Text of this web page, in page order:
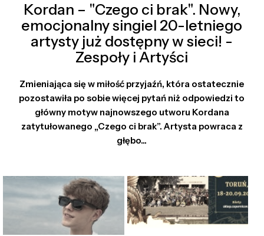
Kordan – "Czego ci brak". Nowy,
emocjonalny singiel 20-letniego
artysty już dostępny w sieci! -
Zespoły i Artyści
Zmieniająca się w miłość przyjaźń, która ostatecznie
pozostawiła po sobie więcej pytań niż odpowiedzi to
główny motyw najnowszego utworu Kordana
zatytułowanego „Czego ci brak”. Artysta powraca z
głębo...